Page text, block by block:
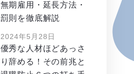
無期雇用・延長方法・
罰則を徹底解説
2024年5月28日
優秀な人材ほどあっさ
り辞める！その前兆と